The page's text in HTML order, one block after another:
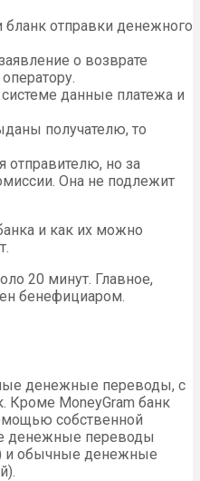
бланк отправки денежного
о возврате
данные платежа и
получателю, то
отправителю, но за
Она не подлежит
и как их можно
20 минут. Главное,
бенефициаром.
денежные переводы, с
Кроме MoneyGram банк
собственной
денежные переводы
и обычные денежные